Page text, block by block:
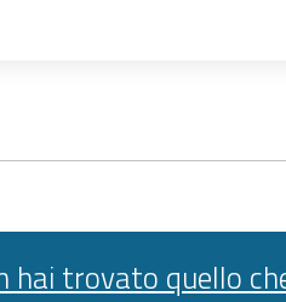
facebook
twitter
hai trovato quello